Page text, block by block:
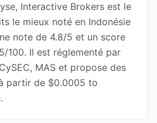
Interactive Brokers est le
le mieux noté en Indonésie
note de 4.8/5 et un score
100. Il est réglementé par
MAS et propose des
partir de $0.0005 to